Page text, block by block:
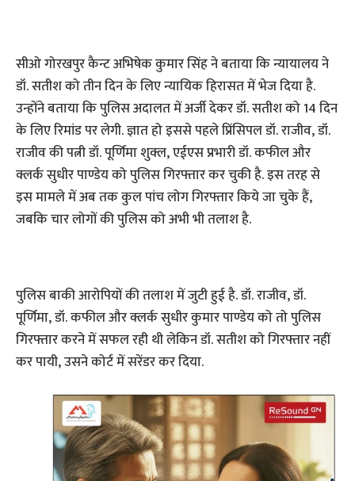
सीओ गोरखपुर कैन्ट अभिषेक कुमार सिंह ने बताया कि न्यायालय ने
डॉ. सतीश को तीन दिन के लिए न्यायिक हिरासत में भेज दिया है.
उन्होंने बताया कि पुलिस अदालत में अर्जी देकर डॉ. सतीश को 14 दिन
के लिए रिमांड पर लेगी. ज्ञात हो इससे पहले प्रिंसिपल डॉ. राजीव, डॉ.
राजीव की पत्नी डॉ. पूर्णिमा शुक्ल, एईएस प्रभारी डॉ. कफील और
क्लर्क सुधीर पाण्डेय को पुलिस गिरफ्तार कर चुकी है. इस तरह से
इस मामले में अब तक कुल पांच लोग गिरफ्तार किये जा चुके हैं,
जबकि चार लोगों की पुलिस को अभी भी तलाश है.
पुलिस बाकी आरोपियों की तलाश में जुटी हुई है. डॉ. राजीव, डॉ.
पूर्णिमा, डॉ. कफील और क्लर्क सुधीर कुमार पाण्डेय को तो पुलिस
गिरफ्तार करने में सफल रही थी लेकिन डॉ. सतीश को गिरफ्तार नहीं
कर पायी, उसने कोर्ट में सरेंडर कर दिया.